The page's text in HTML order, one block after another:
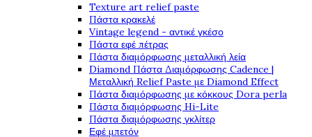
Texture art relief paste
Πάστα κρακελέ
Vintage legend - αντικέ γκέσο
Πάστα εφέ πέτρας
Πάστα διαμόρφωσης μεταλλική λεία
Diamond Πάστα Διαμόρφωσης Cadence |
Μεταλλική Relief Paste με Diamond Effect
Πάστα διαμόρφωσης με κόκκους Dora perla
Πάστα διαμόρφωσης Hi-Lite
Πάστα διαμόρφωσης γκλίτερ
Εφέ μπετόν